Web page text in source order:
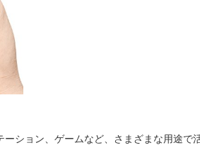
ション、ゲームなど、さまざまな用途で